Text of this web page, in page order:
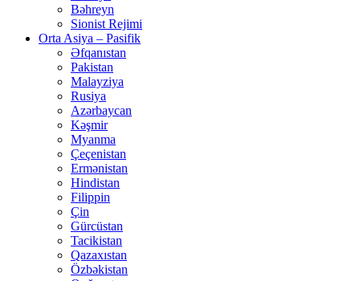
Bəhreyn
Sionist Rejimi
Orta Asiya – Pasifik
Əfqanıstan
Pakistan
Malayziya
Rusiya
Azərbaycan
Kəşmir
Myanma
Çeçenistan
Ermənistan
Hindistan
Filippin
Çin
Gürcüstan
Tacikistan
Qazaxıstan
Özbəkistan